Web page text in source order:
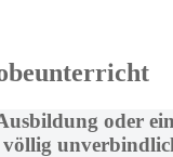
oder